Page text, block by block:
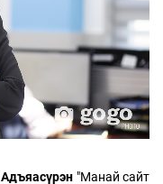
"Манай сайт